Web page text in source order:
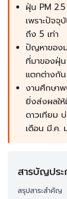
ฝุ่น PM
เพราะปัจ
ถึง 5 เท่า
ปัญหาของ
ที่มาของฝุ่น
แตกต่างกัน
งานศึกษาพ
ยิ่งส่งผลใ
ดาวเทียม
เดือน มี.ค.
สารบัญปร
สรุปสาระสำคัญ